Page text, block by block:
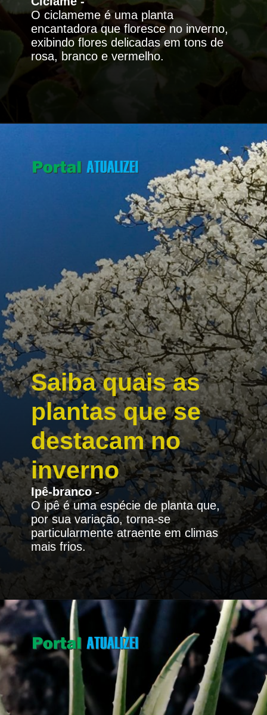
O ciclameme é uma planta
encantadora que floresce no inverno,
exibindo flores delicadas em tons de
rosa, branco e vermelho.
https://portalatualizei.com.br/agro/a-magia-do-inverno-descubra-as-plantas-que-se-destacam-na-estacao/16130/
Saiba quais as
plantas que se
destacam no
inverno
Ipê-branco -
O ipê é uma espécie de planta que,
por sua variação, torna-se
particularmente atraente em climas
mais frios.
Opening https://portalatualizei.com.br/agro/a-magia-do-inverno-descubra-as-plantas-que-se-destacam-na-estacao/16130/